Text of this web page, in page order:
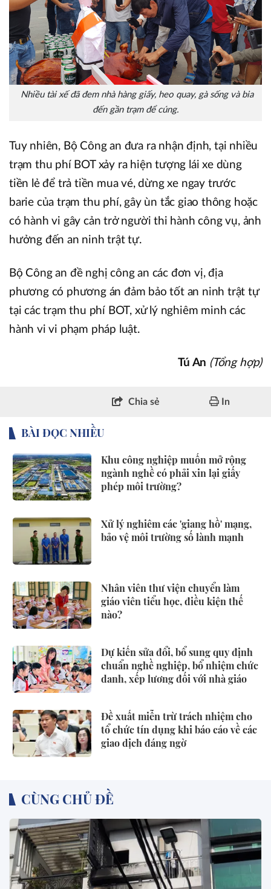
Nhiều tài xế đã đem nhà hàng giấy, heo quay, gà sống và bia
đến gần trạm để cúng.
Tuy nhiên, Bộ Công an đưa ra nhận định, tại nhiều
trạm thu phí BOT xảy ra hiện tượng lái xe dùng
tiền lẻ để trả tiền mua vé, dừng xe ngay trước
barie của trạm thu phí, gây ùn tắc giao thông hoặc
có hành vi gây cản trở người thi hành công vụ, ảnh
hưởng đến an ninh trật tự.
Bộ Công an đề nghị công an các đơn vị, địa
phương có phương án đảm bảo tốt an ninh trật tự
tại các trạm thu phí BOT, xử lý nghiêm minh các
hành vi vi phạm pháp luật.
Tú An (Tổng hợp)
Chia sẻ In
BÀI ĐỌC NHIỀU
Khu công nghiệp muốn mở rộng
ngành nghề có phải xin lại giấy
phép môi trường?
Xử lý nghiêm các 'giang hồ' mạng,
bảo vệ môi trường số lành mạnh
Nhân viên thư viện chuyển làm
giáo viên tiểu học, điều kiện thế
nào?
Dự kiến sửa đổi, bổ sung quy định
chuẩn nghề nghiệp, bổ nhiệm chức
danh, xếp lương đối với nhà giáo
Đề xuất miễn trừ trách nhiệm cho
tổ chức tín dụng khi báo cáo về các
giao dịch đáng ngờ
CÙNG CHỦ ĐỀ